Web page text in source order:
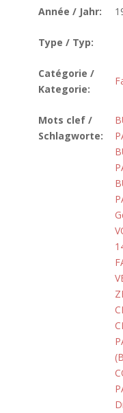
Année / Jahr:
Type / Typ:
Catégorie /
Kategorie:
Mots clef /
Schlagworte: